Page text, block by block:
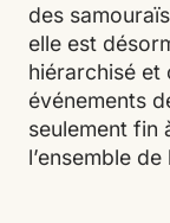
des
elle est
hiérarchisé et
événements
seulement fin
l’ensemble